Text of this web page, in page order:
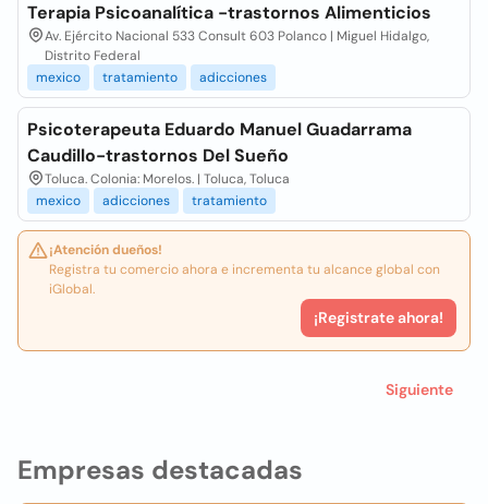
Empresas destacadas
Terapia Psicoanalítica -trastornos Alimenticios
Av. Ejército Nacional 533 Consult 603 Polanco | Miguel Hidalgo,
Distrito Federal
mexico
tratamiento adicciones
Psicoterapeuta Eduardo Manuel Guadarrama
Caudillo-trastornos Del Sueño
Toluca. Colonia: Morelos. | Toluca, Toluca
mexico
adicciones tratamiento
¡Atención dueños!
Registra tu comercio ahora e incrementa tu alcance global con
iGlobal.
¡Registrate ahora!
Siguiente